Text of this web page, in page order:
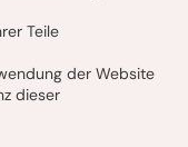
Teile
der Website
dieser